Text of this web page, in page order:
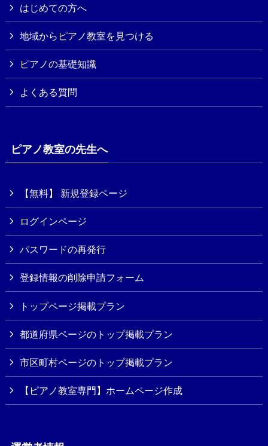
はじめての方へ
地域からピアノ教室を見つける
ピアノの基礎知識
よくある質問
ピアノ教室の先生へ
【無料】 新規登録ページ
ログインページ
パスワードの再発行
登録情報の削除申請フォーム
トップページ掲載プラン
都道府県ページのトップ掲載プラン
市区町村ページのトップ掲載プラン
【ピアノ教室専門】ホームページ作成